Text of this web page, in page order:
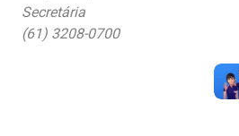
Secretária
(61) 3208-0700